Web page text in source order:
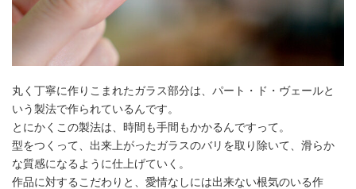
丸く丁寧に作りこまれたガラス部分は、パート・ド・ヴェールと
いう製法で作られているんです。
とにかくこの製法は、時間も手間もかかるんですって。
型をつくって、出来上がったガラスのバリを取り除いて、滑らか
な質感になるように仕上げていく。
作品に対するこだわりと、愛情なしには出来ない根気のいる作